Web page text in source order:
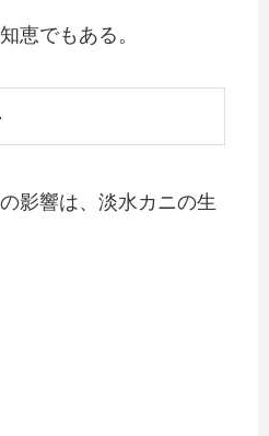
恵でもある。
影響は、淡水カニの生